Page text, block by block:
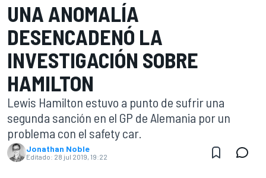
UNA ANOMALÍA
DESENCADENÓ LA
INVESTIGACIÓN SOBRE
HAMILTON
Lewis Hamilton estuvo a punto de sufrir una
segunda sanción en el GP de Alemania por un
problema con el safety car.
Jonathan Noble
Editado: 28 jul 2019, 19:22